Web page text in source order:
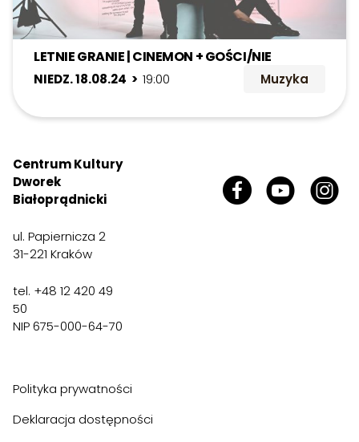
LETNIE GRANIE | CINEMON + GOŚCI/NIE
NIEDZ. 18.08.24 > 19:00 Muzyka
Centrum Kultury
Dworek
Białoprądnicki
ul. Papiernicza 2
31-221 Kraków
tel. +48 12 420 49
50
NIP 675-000-64-70
Polityka prywatności
Deklaracja dostępności